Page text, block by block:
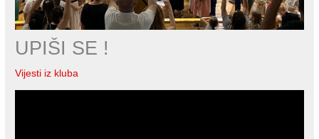
UPIŠI SE !
Vijesti iz kluba